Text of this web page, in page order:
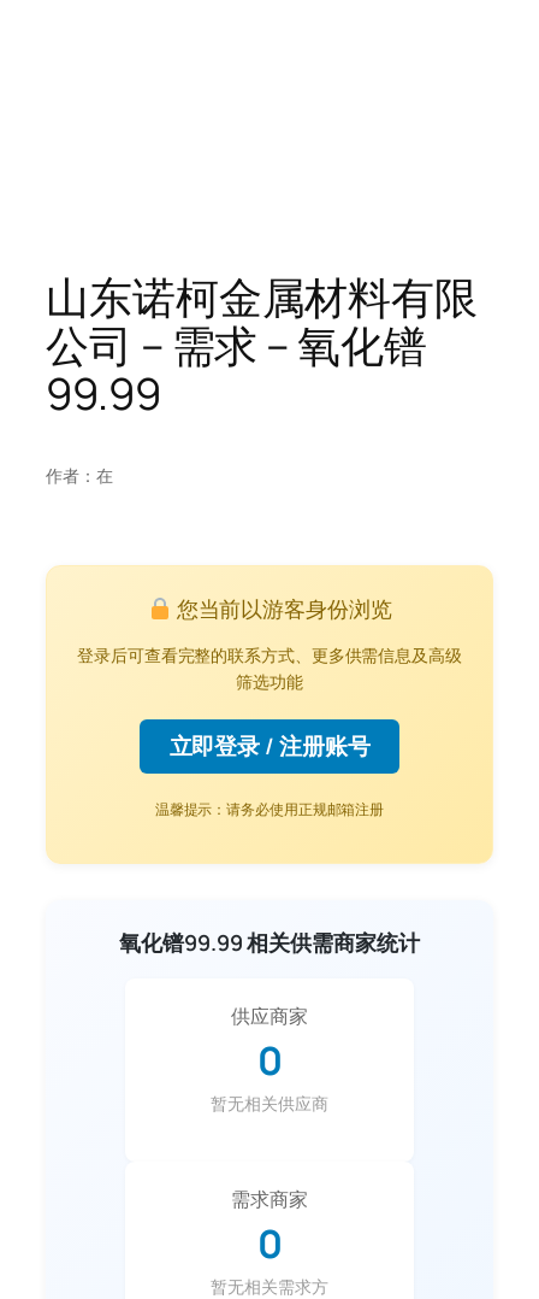
山东诺柯金属材料有限
公司 – 需求 – 氧化镨
99.99
作者： 在
您当前以游客身份浏览
登录后可查看完整的联系方式、更多供需信息及高级
筛选功能
立即登录 / 注册账号
温馨提示：请务必使用正规邮箱注册
氧化镨99.99 相关供需商家统计
供应商家
0
暂无相关供应商
需求商家
0
暂无相关需求方